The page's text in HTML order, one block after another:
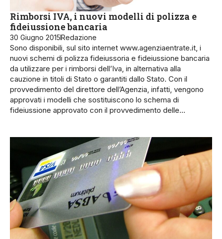
Rimborsi IVA, i nuovi modelli di polizza e
fideiussione bancaria
30 Giugno 2015Redazione
Sono disponibili, sul sito internet www.agenziaentrate.it, i
nuovi schemi di polizza fideiussoria e fideiussione bancaria
da utilizzare per i rimborsi dell’Iva, in alternativa alla
cauzione in titoli di Stato o garantiti dallo Stato. Con il
provvedimento del direttore dell’Agenzia, infatti, vengono
approvati i modelli che sostituiscono lo schema di
fideiussione approvato con il provvedimento delle…